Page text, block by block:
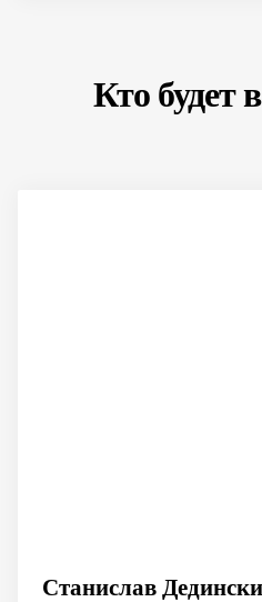
Кто будет
Станислав